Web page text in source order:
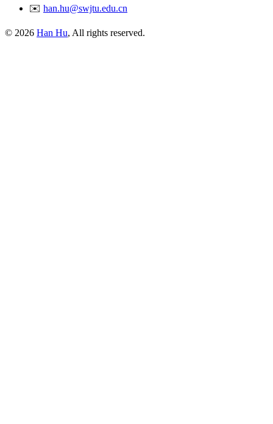
✉️ han.hu@swjtu.edu.cn
© 2026 Han Hu, All rights reserved.